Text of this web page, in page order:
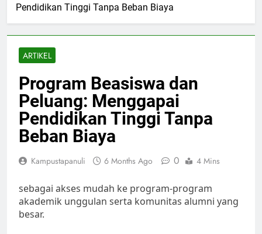
Pendidikan Tinggi Tanpa Beban Biaya
ARTIKEL
Program Beasiswa dan
Peluang: Menggapai
Pendidikan Tinggi Tanpa
Beban Biaya
Kampustapanuli 6 Months Ago 0 4 Mins
sebagai akses mudah ke program-program
akademik unggulan serta komunitas alumni yang
besar.